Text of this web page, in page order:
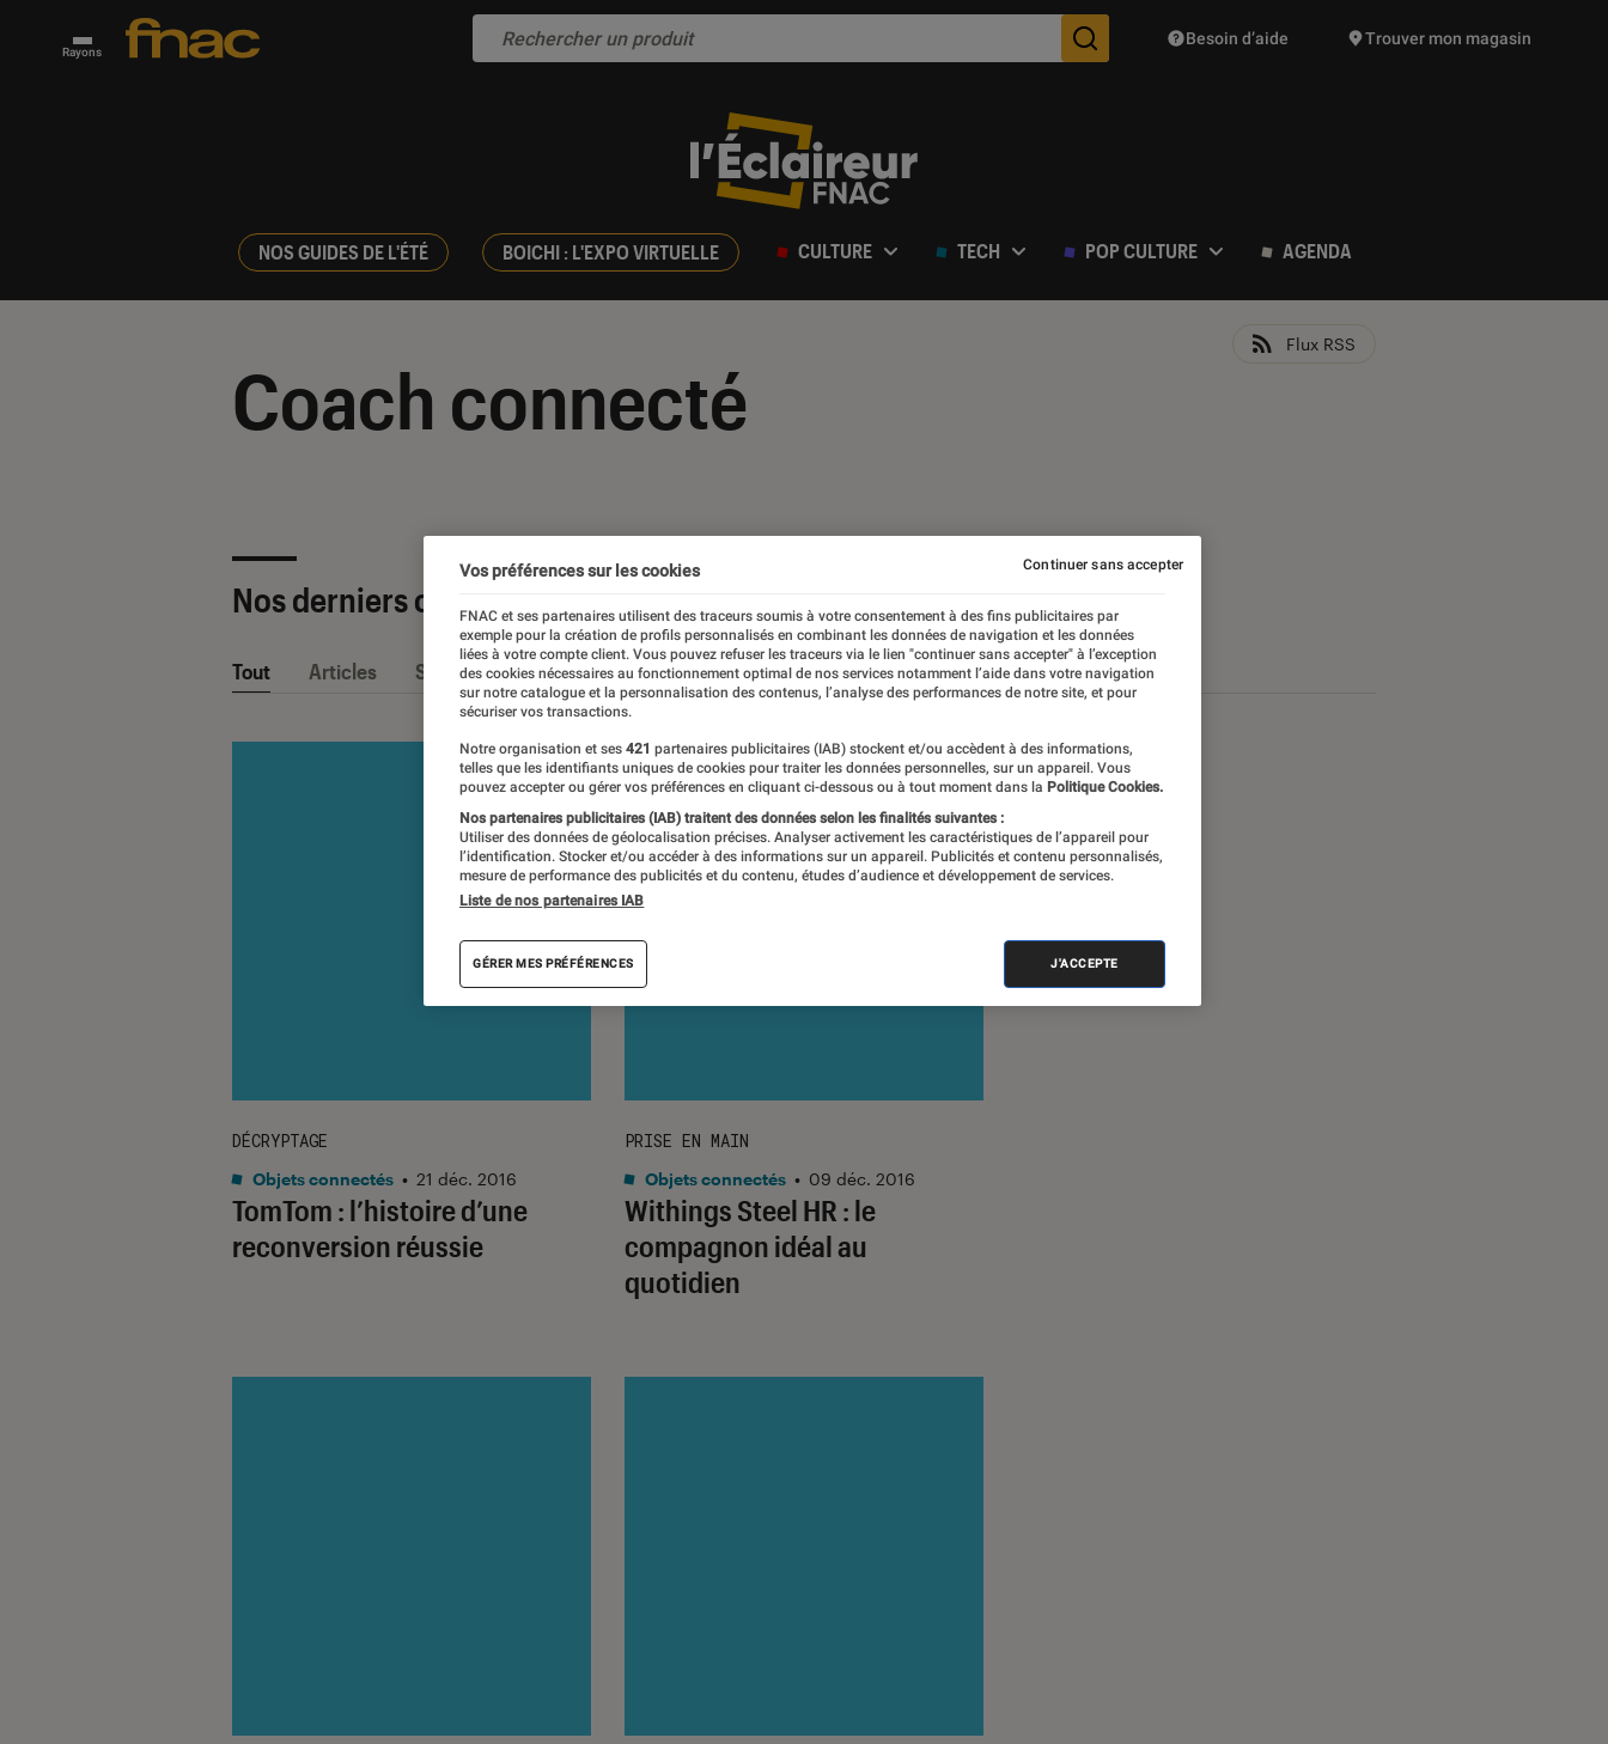
Rayons Des suggestions de produits vont vous être proposées
Besoin d’aide Trouver mon magasin
NOS GUIDES DE L'ÉTÉ BOICHI : L'EXPO VIRTUELLE CULTURE TECH POP CULTURE AGENDA
Coach connecté
Flux RSS
Nos derniers contenus
Tout Articles Sélections et guides Tests
TomTom : l’histoire d’une
reconversion réussie
DÉCRYPTAGE
Objets connectés • 21 déc. 2016
Withings Steel HR : le
compagnon idéal au
quotidien
PRISE EN MAIN
Objets connectés • 09 déc. 2016
Vos préférences sur les cookies
FNAC et ses partenaires utilisent des traceurs soumis à votre consentement à des fins publicitaires par
exemple pour la création de profils personnalisés en combinant les données de navigation et les données
liées à votre compte client. Vous pouvez refuser les traceurs via le lien "continuer sans accepter" à l’exception
des cookies nécessaires au fonctionnement optimal de nos services notamment l’aide dans votre navigation
sur notre catalogue et la personnalisation des contenus, l’analyse des performances de notre site, et pour
sécuriser vos transactions.
Notre organisation et ses 421 partenaires publicitaires (IAB) stockent et/ou accèdent à des informations,
telles que les identifiants uniques de cookies pour traiter les données personnelles, sur un appareil. Vous
pouvez accepter ou gérer vos préférences en cliquant ci-dessous ou à tout moment dans la Politique Cookies.
Nos partenaires publicitaires (IAB) traitent des données selon les finalités suivantes :
Utiliser des données de géolocalisation précises. Analyser activement les caractéristiques de l’appareil pour
l’identification. Stocker et/ou accéder à des informations sur un appareil. Publicités et contenu personnalisés,
mesure de performance des publicités et du contenu, études d’audience et développement de services.
Liste de nos partenaires IAB
GÉRER MES PRÉFÉRENCES J'ACCEPTE
Continuer sans accepter